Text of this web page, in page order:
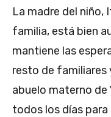
La madre del niño,
familia, está bien
mantiene las
resto de familiares
abuelo materno de
todos los días para